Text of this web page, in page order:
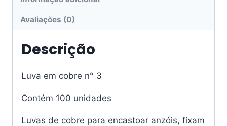
Avaliações (0)
Descrição
Luva em cobre n° 3
Contém 100 unidades
Luvas de cobre para encastoar anzóis, fixam